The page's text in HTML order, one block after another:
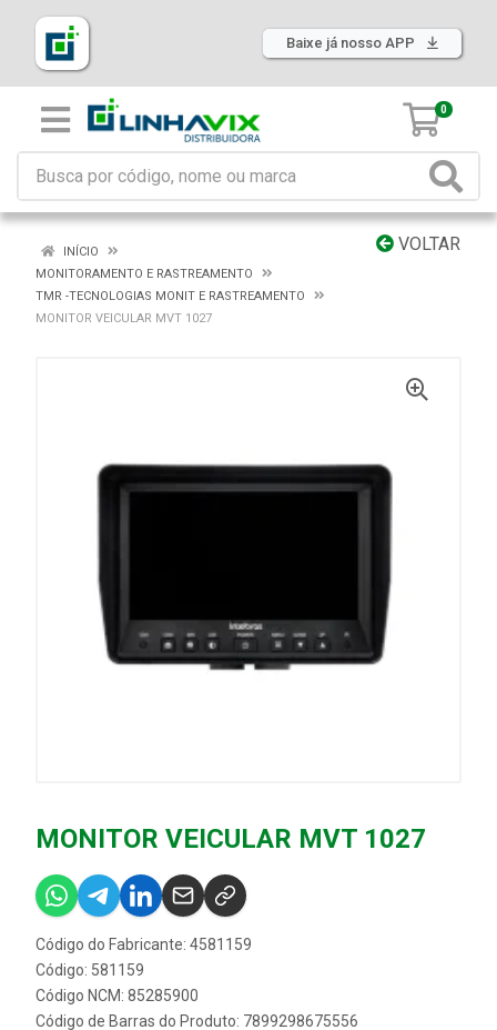
Baixe já nosso APP
0
VOLTAR
INÍCIO
MONITORAMENTO E RASTREAMENTO
TMR -TECNOLOGIAS MONIT E RASTREAMENTO
MONITOR VEICULAR MVT 1027
MONITOR VEICULAR MVT 1027
Código do Fabricante: 4581159
Código: 581159
Código NCM: 85285900
Código de Barras do Produto: 7899298675556